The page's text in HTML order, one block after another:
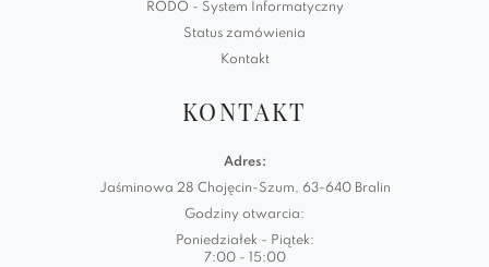
RODO - System Informatyczny
Status zamówienia
Kontakt
KONTAKT
Adres:
Jaśminowa 28 Chojęcin-Szum, 63-640 Bralin
Godziny otwarcia:
Poniedziałek - Piątek:
7:00 - 15:00